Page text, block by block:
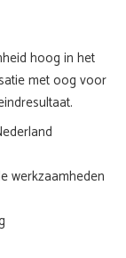
hoog in het
met oog voor
werkzaamheden